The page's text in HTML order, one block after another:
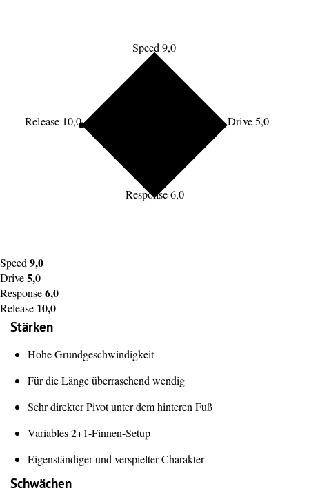
Speed 9,0
Drive 5,0
Response 6,0
Release 10,0
Speed 9,0
Drive5,0
Response6,0
Release 10,0
Stärken
Hohe Grundgeschwindigkeit
Für die Länge überraschend wendig
Sehr direkter Pivot unter dem hinteren Fuß
Variables 2+1-Finnen-Setup
Eigenständiger und verspielter Charakter
Schwächen